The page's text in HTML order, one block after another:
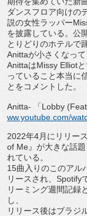
ダンスフロア向けの
説の女性ラッパー
を披露している 。公
とりどりのホテルで
Anittaが小さくなって
AnittaはMissy Elliot
っていること本当に
とをコメントした。
Anitta- 「Lobby
ww.youtube. com/
2022年4月にリリー
of Me』が大きな話
れている。
15曲入りのこのアル
リースされ、 Spotify
リーミング週間記録
し、
リリース後はブラジ